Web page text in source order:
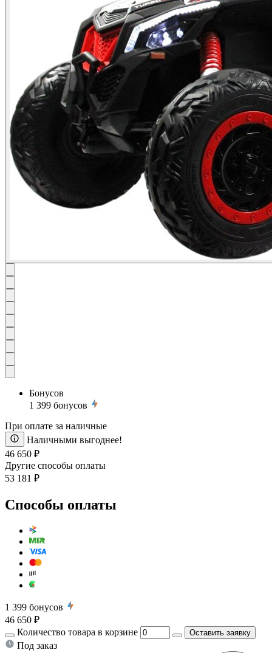
Бонусов
1 399 бонусов
При оплате за наличные
Наличными выгоднее!
46 650 ₽
Другие способы оплаты
53 181 ₽
Способы оплаты
1 399 бонусов
46 650 ₽
Количество товара в корзине
Оставить заявку
Под заказ